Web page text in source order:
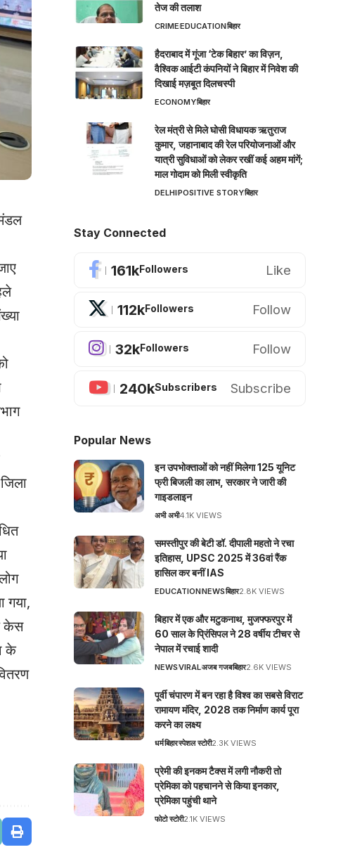
गया,
केस
के
तेज की तलाश
CRIMEEDUCATIONबिहार
हैदराबाद में गूंजा ‘टेक बिहार’ का विज़न,
वैश्विक आईटी कंपनियों ने बिहार में निवेश की
दिखाई मज़बूत दिलचस्पी
ECONOMYबिहार
रेल मंत्री से मिले घोसी विधायक ऋतुराज
कुमार, जहानाबाद की रेल परियोजनाओं और
यात्री सुविधाओं को लेकर रखीं कई अहम मांगें;
माल गोदाम को मिली स्वीकृति
DELHIPOSITIVE STORYबिहार
Stay Connected
161kFollowers Like
112kFollowers Follow
32kFollowers Follow
240kSubscribers Subscribe
Popular News
इन उपभोक्ताओं को नहीं मिलेगा 125 यूनिट
फ्री बिजली का लाभ, सरकार ने जारी की
गाइडलाइन
अभी अभी4.1K VIEWS
समस्तीपुर की बेटी डॉ. दीपाली महतो ने रचा
इतिहास, UPSC 2025 में 36वां रैंक
हासिल कर बनीं IAS
EDUCATIONNEWSबिहार2.8K VIEWS
बिहार में एक और मटुकनाथ, मुजफ्फरपुर में
60 साल के प्रिंसिपल ने 28 वर्षीय टीचर से
नेपाल में रचाई शादी
NEWSVIRALअजब गजबबिहार2.6K VIEWS
पूर्वी चंपारण में बन रहा है विश्व का सबसे विराट
रामायण मंदिर, 2028 तक निर्माण कार्य पूरा
करने का लक्ष्य
धर्मबिहारस्पेशल स्टोरी2.3K VIEWS
प्रेमी की इनकम टैक्स में लगी नौकरी तो
प्रेमिका को पहचानने से किया इनकार,
प्रेमिका पहुंची थाने
फोटो स्टोरी2.1K VIEWS